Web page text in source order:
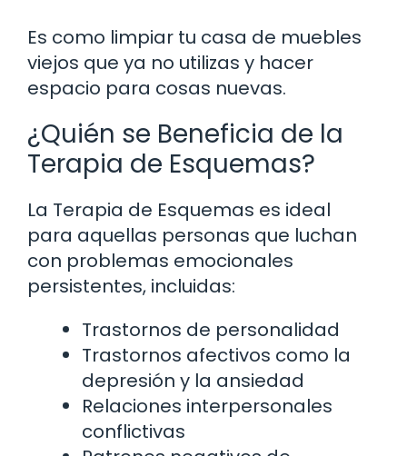
Es como limpiar tu casa de muebles
viejos que ya no utilizas y hacer
espacio para cosas nuevas.
¿Quién se Beneficia de la
Terapia de Esquemas?
La Terapia de Esquemas es ideal
para aquellas personas que luchan
con problemas emocionales
persistentes, incluidas:
Trastornos de personalidad
Trastornos afectivos como la
depresión y la ansiedad
Relaciones interpersonales
conflictivas